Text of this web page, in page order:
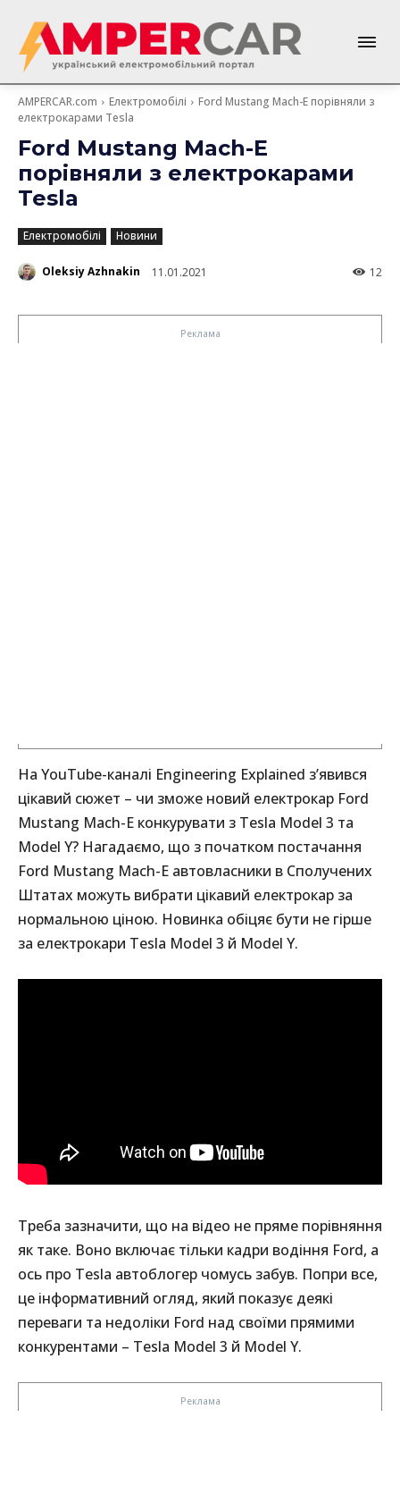
AMPERCAR.com Електромобілі
Ford Mustang Mach-E порівняли з
електрокарами Tesla
Ford Mustang Mach-E
порівняли з електрокарами
Tesla
Електромобілі Новини
Oleksiy Azhnakin 11.01.2021 12
На YouTube-каналі Engineering Explained з’явився
цікавий сюжет – чи зможе новий електрокар Ford
Mustang Mach-E конкурувати з Tesla Model 3 та
Model Y? Нагадаємо, що з початком постачання
Ford Mustang Mach-E автовласники в Сполучених
Штатах можуть вибрати цікавий електрокар за
нормальною ціною. Новинка обіцяє бути не гірше
за електрокари Tesla Model 3 й Model Y.
Треба зазначити, що на відео не пряме порівняння
як таке. Воно включає тільки кадри водіння Ford, а
ось про Tesla автоблогер чомусь забув. Попри все,
це інформативний огляд, який показує деякі
переваги та недоліки Ford над своїми прямими
конкурентами – Tesla Model 3 й Model Y.